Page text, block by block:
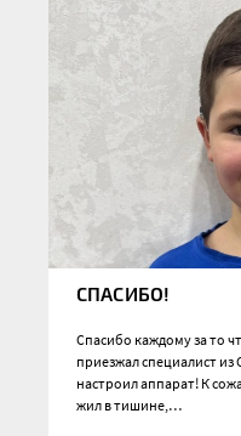
СПАСИБО!
Спасибо каждому за то
приезжал специалист
настроил аппарат! К
жил в тишине,…